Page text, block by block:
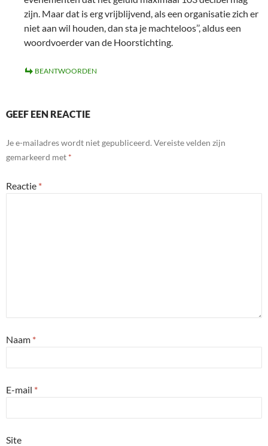
zijn. Maar dat is erg vrijblijvend, als een organisatie zich er
niet aan wil houden, dan sta je machteloos’’, aldus een
woordvoerder van de Hoorstichting.
BEANTWOORDEN
GEEF EEN REACTIE
Je e-mailadres wordt niet gepubliceerd. Vereiste velden zijn
gemarkeerd met *
Reactie *
Naam *
E-mail *
Site